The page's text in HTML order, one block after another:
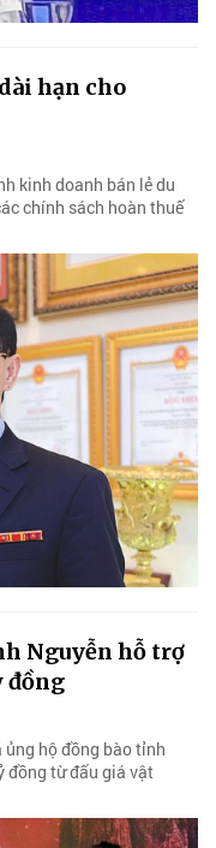
hạn cho
kinh doanh bán lẻ du
chính sách hoàn thuế
Nguyễn hỗ trợ
đồng
hộ đồng bào tỉnh
đồng từ đấu giá vật